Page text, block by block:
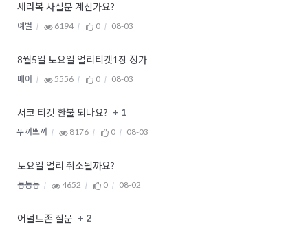
세라복 사실분 계신가요?
예별 6194 0 08-03
8월5일 토요일 얼리티켓1장 정가
메어 5556 0 08-03
서코 티켓 환불 되나요? + 1
뚜까뽀까 8176 0 08-03
토요일 얼리 취소될까요?
뇽뇽농 4652 0 08-02
어덜트존 질문 + 2